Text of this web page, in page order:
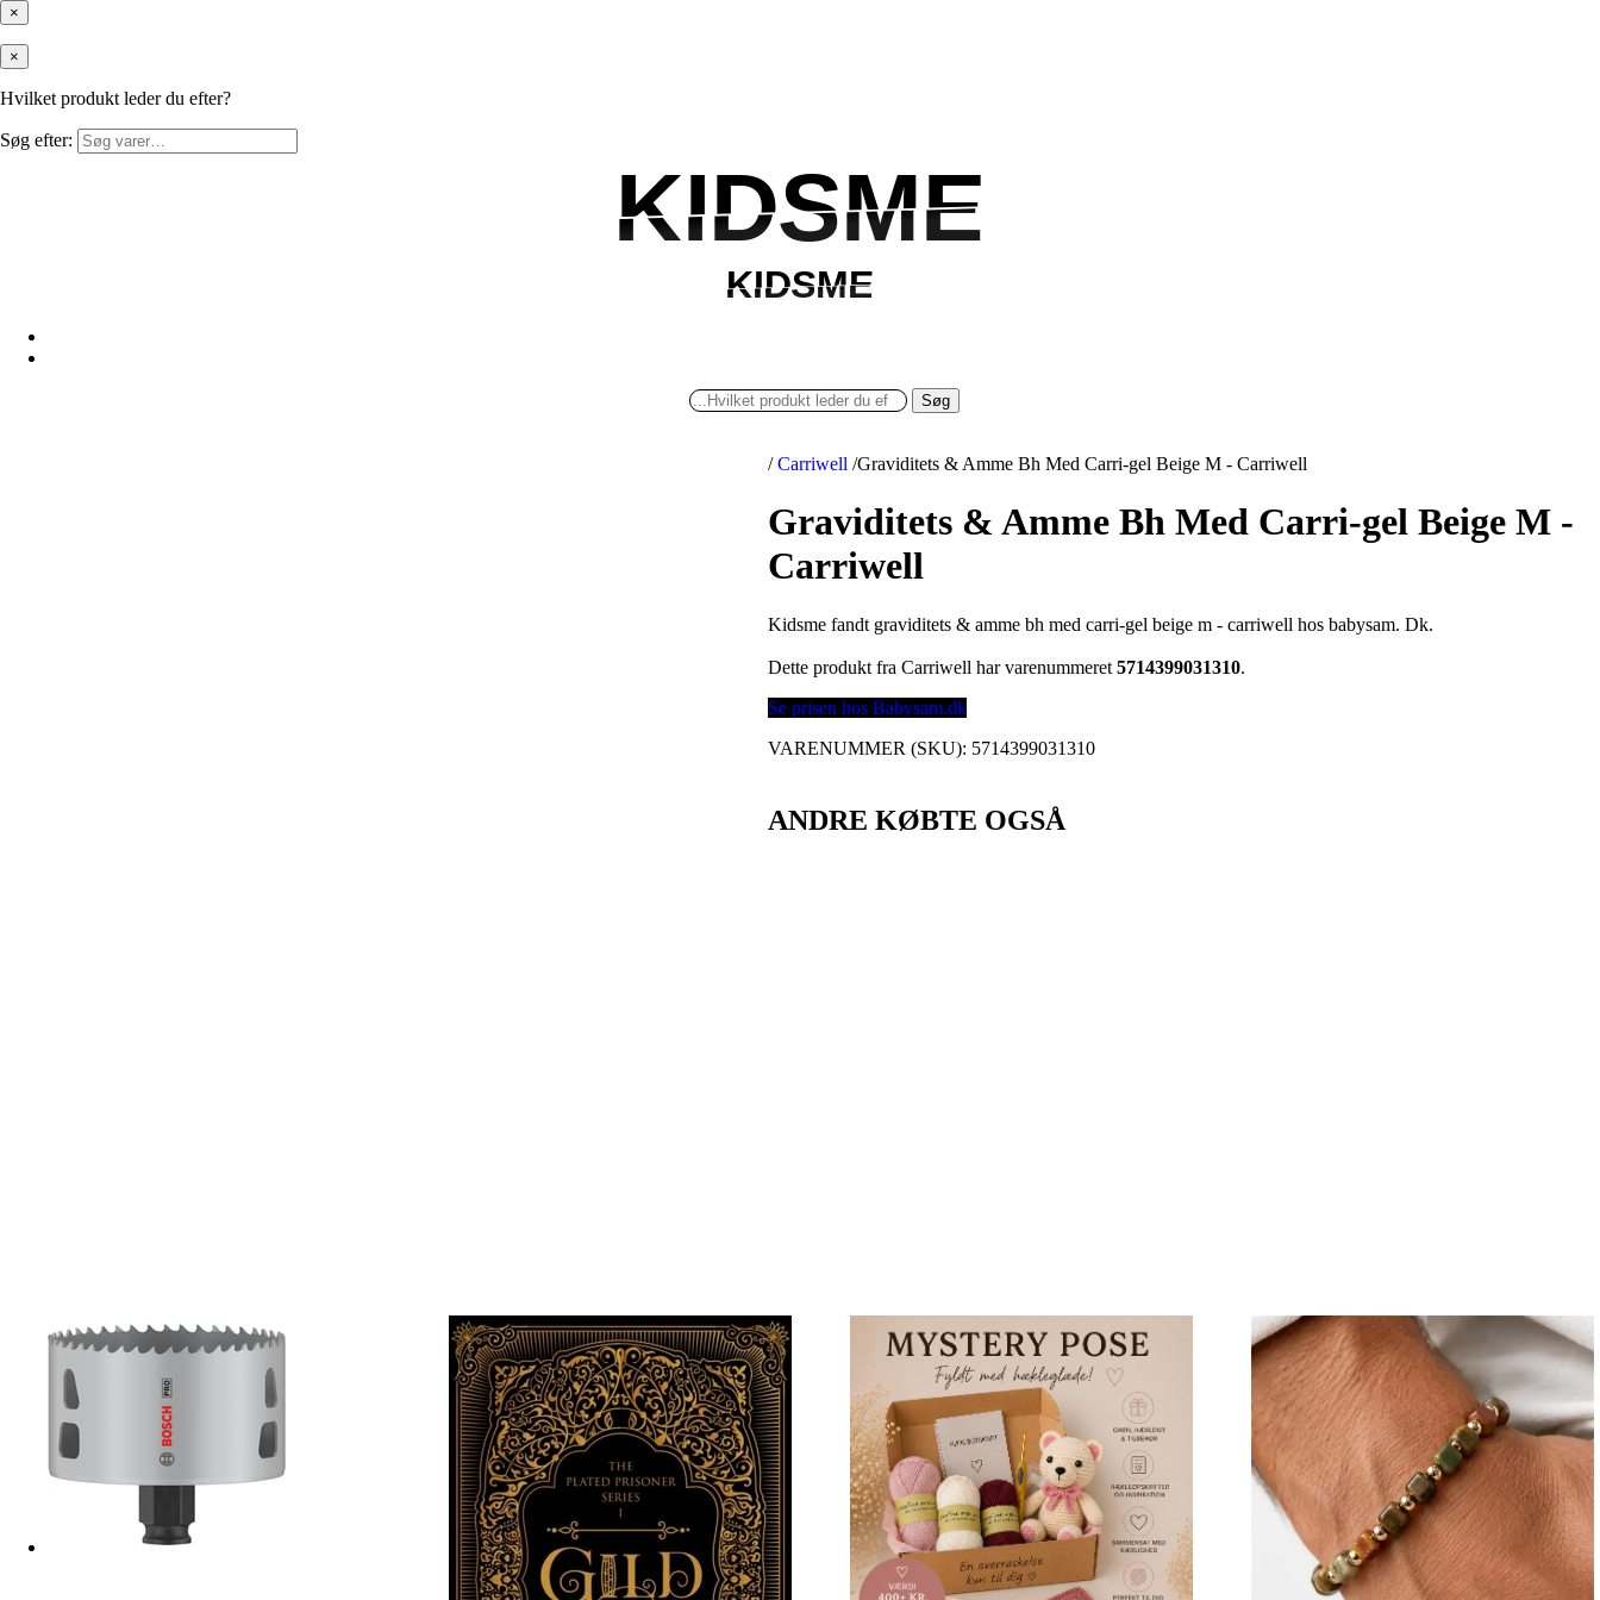
×
×
Hvilket produkt leder du efter?
Søg efter:
KIDSME
KIDSME
KIDSME
KIDSME
Søg
/ Carriwell /Graviditets & Amme Bh Med Carri-gel Beige M - Carriwell
Graviditets & Amme Bh Med Carri-gel Beige M -
Carriwell
Kidsme fandt graviditets & amme bh med carri-gel beige m - carriwell hos babysam. Dk.
Dette produkt fra Carriwell har varenummeret5714399031310.
Se prisen hos Babysam.dk
VARENUMMER (SKU): 5714399031310
ANDRE KØBTE OGSÅ